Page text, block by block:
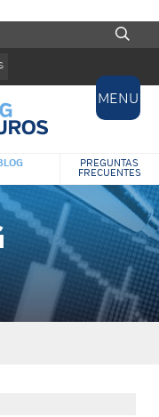
PREGUNTAS
FRECUENTES
MENU